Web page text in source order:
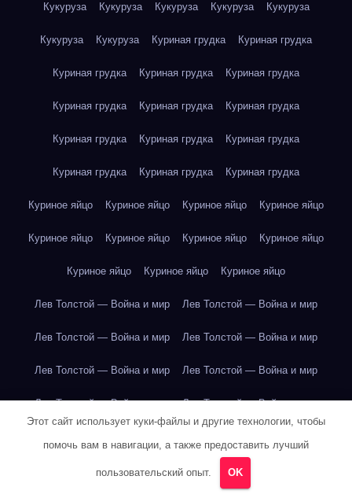
Кукуруза Кукуруза Кукуруза Кукуруза Кукуруза
Кукуруза Кукуруза Куриная грудка Куриная грудка
Куриная грудка Куриная грудка Куриная грудка
Куриная грудка Куриная грудка Куриная грудка
Куриная грудка Куриная грудка Куриная грудка
Куриная грудка Куриная грудка Куриная грудка
Куриное яйцо Куриное яйцо Куриное яйцо Куриное яйцо
Куриное яйцо Куриное яйцо Куриное яйцо Куриное яйцо
Куриное яйцо Куриное яйцо Куриное яйцо
Лев Толстой — Война и мир Лев Толстой — Война и мир
Лев Толстой — Война и мир Лев Толстой — Война и мир
Лев Толстой — Война и мир Лев Толстой — Война и мир
Лев Толстой — Война и мир Лев Толстой — Война и мир
Лев Толстой — Война и мир Лев Толстой — Война и мир
Этот сайт использует куки-файлы и другие технологии, чтобы
помочь вам в навигации, а также предоставить лучший
пользовательский опыт. OK